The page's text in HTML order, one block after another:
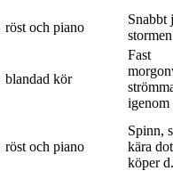
röst och piano
Snabbt
blandad kör
Fast
igenom
röst och piano
Spinn,
kära
köper